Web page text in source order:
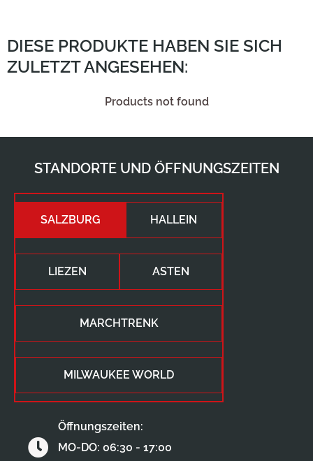
DIESE PRODUKTE HABEN SIE SICH
ZULETZT ANGESEHEN:
Products not found
STANDORTE UND ÖFFNUNGSZEITEN
SALZBURG HALLEIN
LIEZEN ASTEN
MARCHTRENK
MILWAUKEE WORLD
Öffnungszeiten:
MO-DO: 06:30 - 17:00